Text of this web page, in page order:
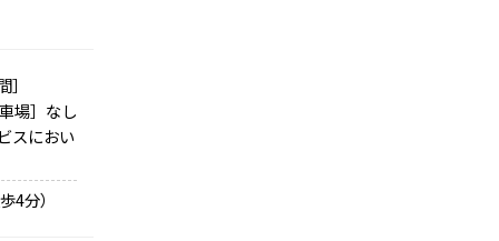
場］なし
スにおい
4分）